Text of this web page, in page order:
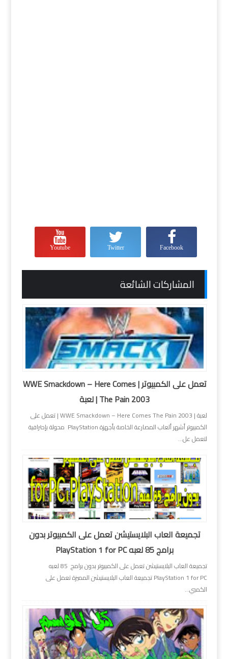
Facebook
Twitter
Youtube
المشاركات الشائعة
تعمل على الكمبيوتر | WWE Smackdown – Here Comes
The Pain 2003 | لعبة
لعبة | WWE Smackdown – Here Comes The Pain 2003 | تعمل على
الكمبيوتر أشهر ألعاب المصارعة الخاصة بأجهزة PlayStation محولة بإحترافية
لتعمل عل...
تجميعة العاب البلايستيشن تعمل على الكمبيوتر بدون
برامج 85 لعبه PlayStation 1 for PC
تجميعة العاب البلايستيشن تعمل على الكمبيوتر بدون برامج 85 لعبه
PlayStation 1 for PC تجميعة العاب البلايستيشن المميزة تعمل على
الكمبي...